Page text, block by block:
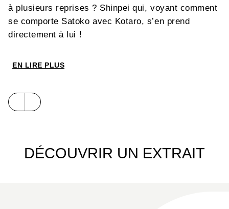
à plusieurs reprises ? Shinpei qui, voyant comment
se comporte Satoko avec Kotaro, s’en prend
directement à lui !
EN LIRE PLUS
DÉCOUVRIR UN EXTRAIT